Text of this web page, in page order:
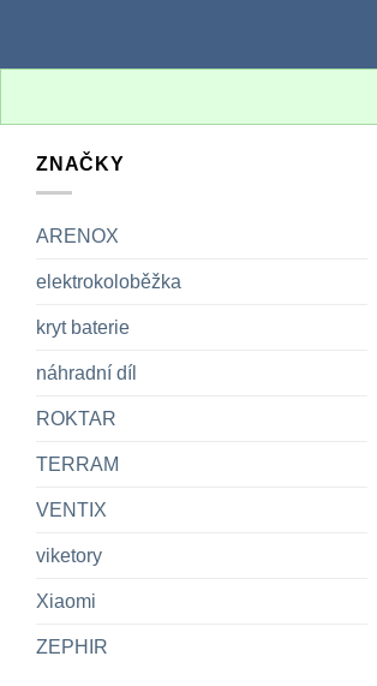
ZNAČKY
ARENOX
elektrokoloběžka
kryt baterie
náhradní díl
ROKTAR
TERRAM
VENTIX
viketory
Xiaomi
ZEPHIR